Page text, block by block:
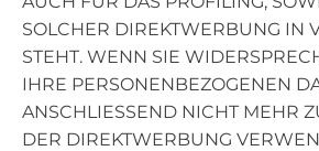
SOLCHER DIREKTWERBUNG IN
STEHT. WENN SIE
IHRE PERSONENBEZOGENEN
ANSCHLIESSEND NICHT MEHR
DER DIREKTWERBUNG